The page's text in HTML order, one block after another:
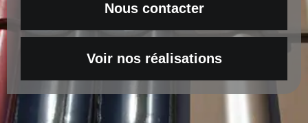
Nous contacter
Voir nos réalisations